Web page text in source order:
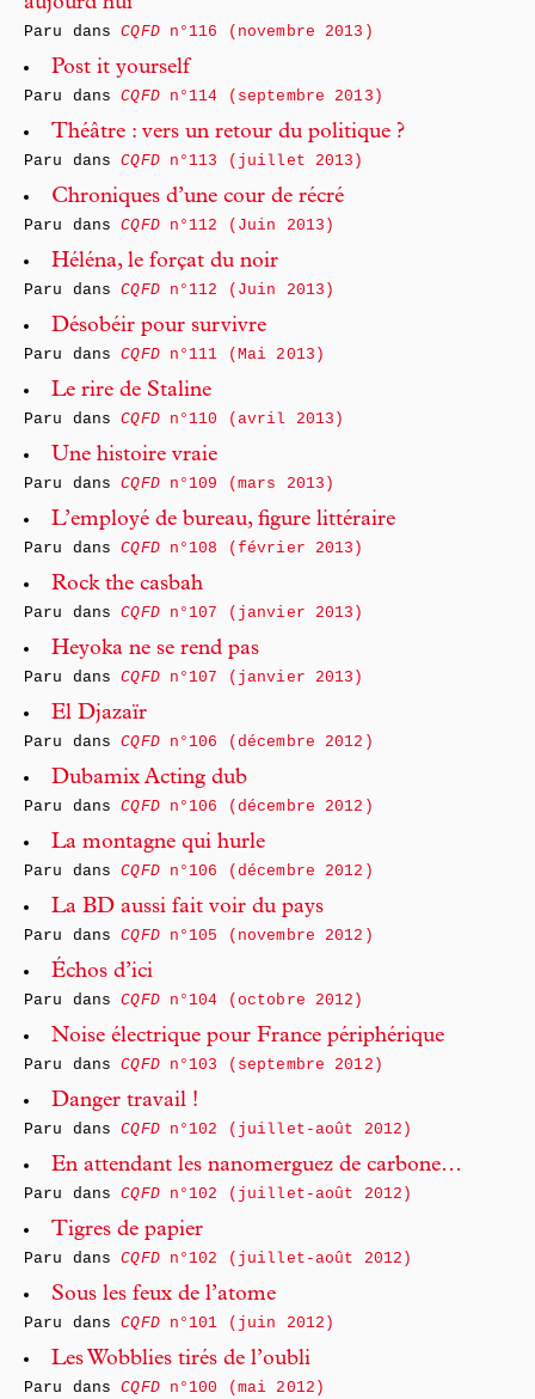
Paru dansCQFDn°116 (novembre 2013)
Post it yourself
Paru dansCQFDn°114 (septembre 2013)
Théâtre : vers un retour du politique ?
Paru dansCQFDn°113 (juillet 2013)
Chroniques d’une cour de récré
Paru dansCQFDn°112 (Juin 2013)
Héléna, le forçat du noir
Paru dansCQFDn°112 (Juin 2013)
Désobéir pour survivre
Paru dansCQFDn°111 (Mai 2013)
Le rire de Staline
Paru dansCQFDn°110 (avril 2013)
Une histoire vraie
Paru dansCQFDn°109 (mars 2013)
L’employé de bureau, figure littéraire
Paru dansCQFDn°108 (février 2013)
Rock the casbah
Paru dansCQFDn°107 (janvier 2013)
Heyoka ne se rend pas
Paru dansCQFDn°107 (janvier 2013)
El Djazaïr
Paru dansCQFDn°106 (décembre 2012)
Dubamix Acting dub
Paru dansCQFDn°106 (décembre 2012)
La montagne qui hurle
Paru dansCQFDn°106 (décembre 2012)
La BD aussi fait voir du pays
Paru dansCQFDn°105 (novembre 2012)
Échos d’ici
Paru dansCQFDn°104 (octobre 2012)
Noise électrique pour France périphérique
Paru dansCQFDn°103 (septembre 2012)
Danger travail !
Paru dansCQFDn°102 (juillet-août 2012)
En attendant les nanomerguez de carbone…
Paru dansCQFDn°102 (juillet-août 2012)
Tigres de papier
Paru dansCQFDn°102 (juillet-août 2012)
Sous les feux de l’atome
Paru dansCQFDn°101 (juin 2012)
Les Wobblies tirés de l’oubli
Paru dansCQFDn°100 (mai 2012)